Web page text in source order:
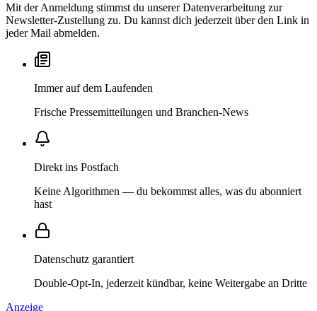
Mit der Anmeldung stimmst du unserer Datenverarbeitung zur
Newsletter-Zustellung zu. Du kannst dich jederzeit über den Link in
jeder Mail abmelden.
Immer auf dem Laufenden
Frische Pressemitteilungen und Branchen-News
Direkt ins Postfach
Keine Algorithmen — du bekommst alles, was du abonniert
hast
Datenschutz garantiert
Double-Opt-In, jederzeit kündbar, keine Weitergabe an Dritte
Anzeige